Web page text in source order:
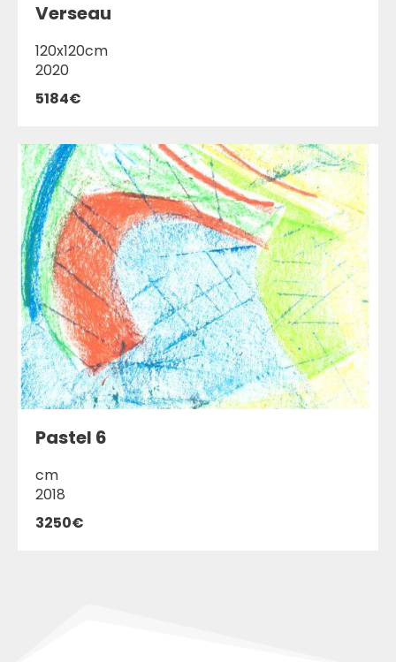
Verseau
120x120cm
2020
5184€
Pastel 6
cm
2018
3250€